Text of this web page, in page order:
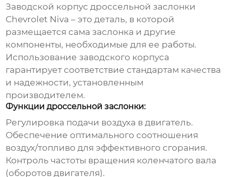
Заводской корпус дроссельной заслонки
Chevrolet Niva – это деталь, в которой
размещается сама заслонка и другие
компоненты, необходимые для ее работы.
Использование заводского корпуса
гарантирует соответствие стандартам качества
и надежности, установленным
производителем.
Функции дроссельной заслонки:
Регулировка подачи воздуха в двигатель.
Обеспечение оптимального соотношения
воздух/топливо для эффективного сгорания.
Контроль частоты вращения коленчатого вала
(оборотов двигателя).